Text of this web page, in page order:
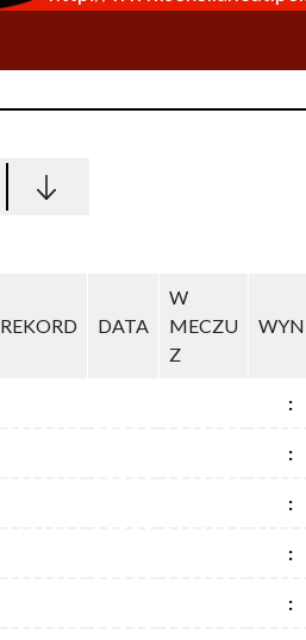
REKORD DATA
W
MECZU
Z
:
:
:
:
:
REKORD DATA
W
MECZU
Z
:
:
:
:
: